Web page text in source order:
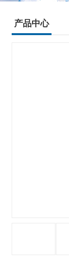
产品中心